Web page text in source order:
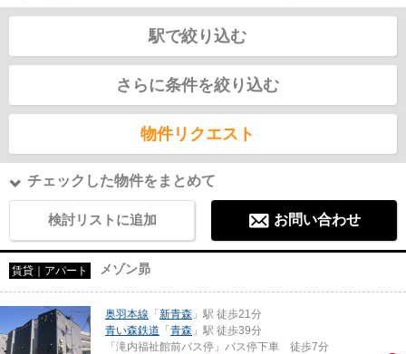
駅で絞り込む
さらに条件を絞り込む
物件リクエスト
チェックした物件をまとめて
検討リストに追加 お問い合わせ
賃貸｜アパート メゾン昴
奥羽本線 「 新青森 」駅 徒歩21分
青い森鉄道 「 青森 」駅 徒歩39分
「滝内福祉館前バス停」バス停下車 徒歩7分